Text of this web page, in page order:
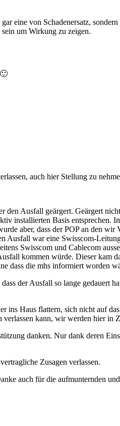
eine von Schadenersatz,
um Wirkung zu zeigen.
auch hier Stellung zu
Ausfall geärgert. Geärgert
installierten Basis
aber, dass der POP an den
war eine Swisscom-
Swisscom und Cablecom
kommen würde. Dieser kam
dass die mhs informiert worden
der Ausfall so lange gedauert
Haus flattern, sich nicht auf
kann, wir werden hier in
danken. Nur dank deren
Zusagen verlassen.
auch für die aufmunternden